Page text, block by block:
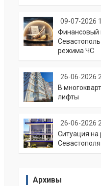
09-07-2026
Финансовый
режима ЧС
26-06-2026
В
лифты
26-06-2026
Ситуация
Севастополя
Архивы